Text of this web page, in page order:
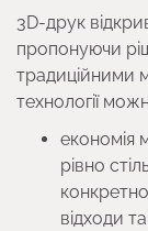
3D-друк
пропонуючи
традиційними
технології
економія
рівно
відходи